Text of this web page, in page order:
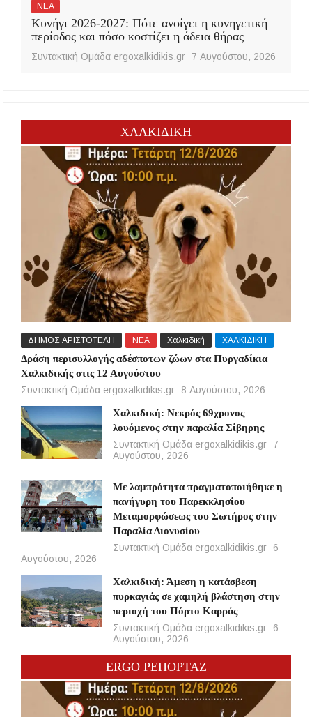
ΝΕΑ
Κυνήγι 2026-2027: Πότε ανοίγει η κυνηγετική
περίοδος και πόσο κοστίζει η άδεια θήρας
Συντακτική Ομάδα ergoxalkidikis.gr 7 Αυγούστου, 2026
ΧΑΛΚΙΔΙΚΗ
ΔΗΜΟΣ ΑΡΙΣΤΟΤΕΛΗ ΝΕΑ Χαλκιδική ΧΑΛΚΙΔΙΚΗ
Δράση περισυλλογής αδέσποτων ζώων στα Πυργαδίκια
Χαλκιδικής στις 12 Αυγούστου
Συντακτική Ομάδα ergoxalkidikis.gr
8 Αυγούστου, 2026
Χαλκιδική: Νεκρός 69χρονος
λουόμενος στην παραλία Σίβηρης
Συντακτική Ομάδα ergoxalkidikis.gr
7
Αυγούστου, 2026
Με λαμπρότητα πραγματοποιήθηκε η
πανήγυρη του Παρεκκλησίου
Μεταμορφώσεως του Σωτήρος στην
Παραλία Διονυσίου
Συντακτική Ομάδα ergoxalkidikis.gr
6
Αυγούστου, 2026
Χαλκιδική: Άμεση η κατάσβεση
πυρκαγιάς σε χαμηλή βλάστηση στην
περιοχή του Πόρτο Καρράς
Συντακτική Ομάδα ergoxalkidikis.gr
6
Αυγούστου, 2026
ERGO ΡΕΠΟΡΤΑΖ